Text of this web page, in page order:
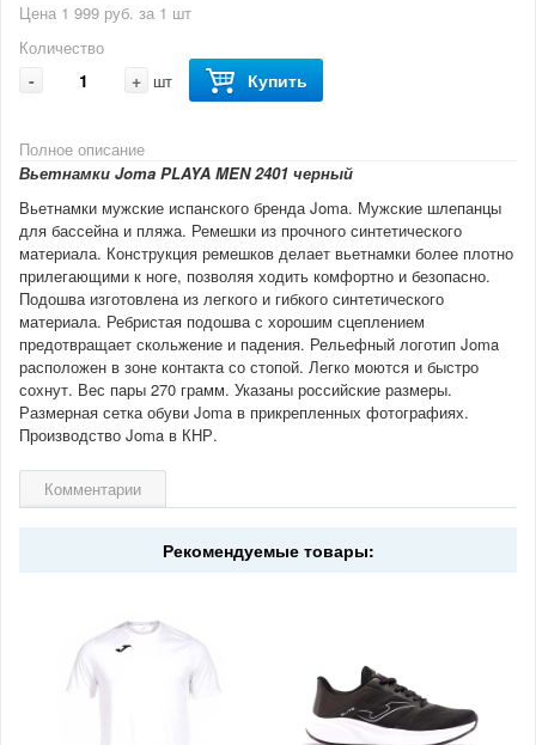
Цена 1 999 руб. за 1 шт
Количество
- + шт Купить
Полное описание
Вьетнамки Joma PLAYA MEN 2401 черный
Вьетнамки мужские испанского бренда Joma. Мужские шлепанцы
для бассейна и пляжа. Ремешки из прочного синтетического
материала. Конструкция ремешков делает вьетнамки более плотно
прилегающими к ноге, позволяя ходить комфортно и безопасно.
Подошва изготовлена из легкого и гибкого синтетического
материала. Ребристая подошва с хорошим сцеплением
предотвращает скольжение и падения. Рельефный логотип Joma
расположен в зоне контакта со стопой. Легко моются и быстро
сохнут. Вес пары 270 грамм. Указаны российские размеры.
Размерная сетка обуви Joma в прикрепленных фотографиях.
Производство Joma в КНР.
Комментарии
Рекомендуемые товары: